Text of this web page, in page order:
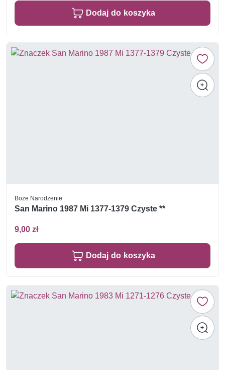
Dodaj do koszyka
Boże Narodzenie
San Marino 1987 Mi 1377-1379 Czyste **
9,00 zł
Dodaj do koszyka